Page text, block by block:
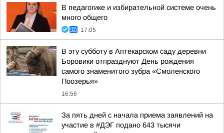
В педагогике и избирательной системе очень
много общего
17:05
В эту субботу в Аптекарском саду деревни
Боровики отпразднуют День рождения
самого знаменитого зубра «Смоленского
Поозерья»
16:56
За пять дней с начала приема заявлений на
участие в #ДЭГ подано 643 тысячи